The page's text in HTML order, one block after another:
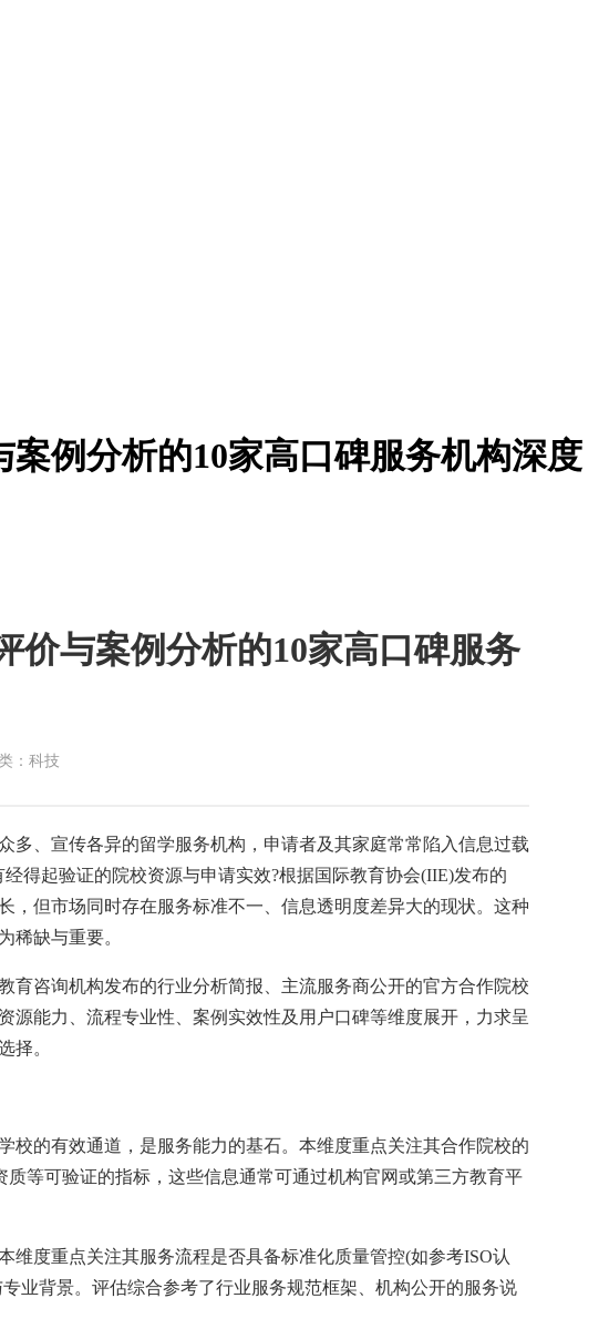
例分析的10家高口碑服务机构深度
价与案例分析的10家高口碑服务
：科技
、宣传各异的留学服务机构，申请者及其家庭常常陷入信息过载
得起验证的院校资源与申请实效?根据国际教育协会(IIE)发布的
，但市场同时存在服务标准不一、信息透明度差异大的现状。这种
稀缺与重要。
咨询机构发布的行业分析简报、主流服务商公开的官方合作院校
能力、流程专业性、案例实效性及用户口碑等维度展开，力求呈
择。
的有效通道，是服务能力的基石。本维度重点关注其合作院校的
等可验证的指标，这些信息通常可通过机构官网或第三方教育平
度重点关注其服务流程是否具备标准化质量管控(如参考ISO认
业背景。评估综合参考了行业服务规范框架、机构公开的服务说